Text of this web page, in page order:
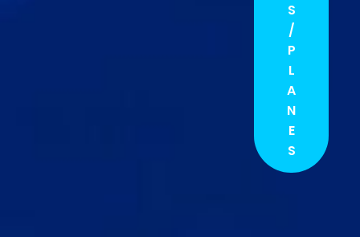
S
/
P
L
A
N
E
S